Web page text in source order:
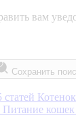
вам
Сохранить
статей
Питание кошек